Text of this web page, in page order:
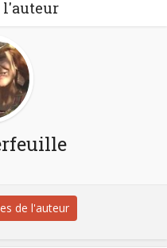
l'auteur
de l'auteur